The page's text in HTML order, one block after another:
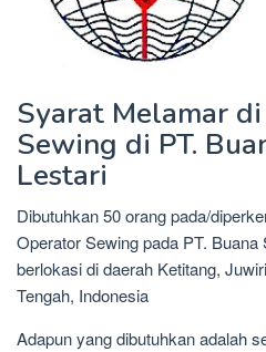
Syarat Melamar
Sewing di PT.
Lestari
Dibutuhkan 50 orang pada/
Operator Sewing pada PT.
berlokasi di daerah Ketitang,
Tengah, Indonesia
Adapun yang dibutuhkan adalah